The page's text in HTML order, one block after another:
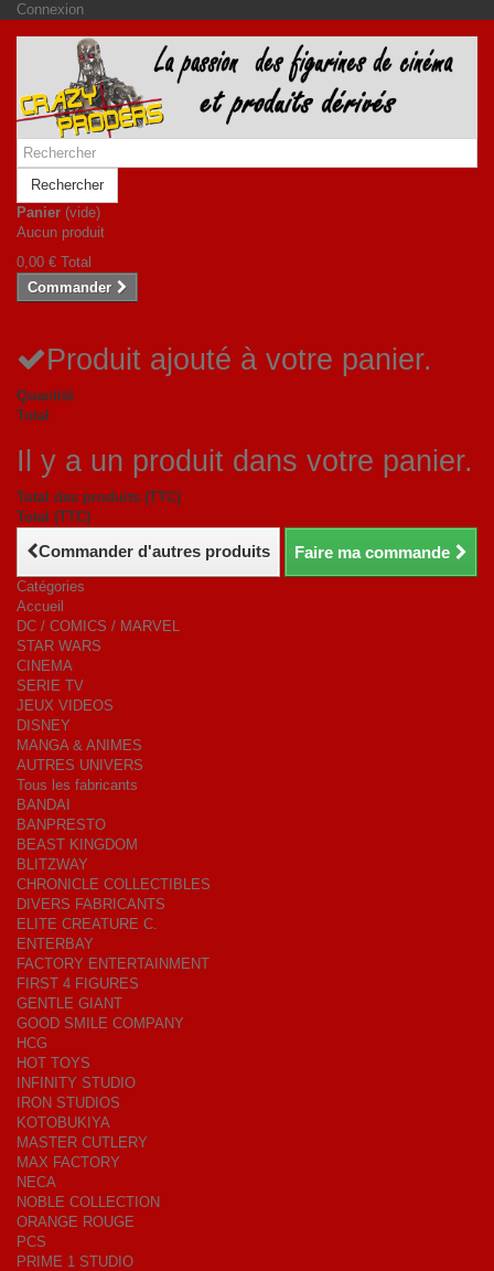
Connexion
Rechercher
Panier (vide)
Aucun produit
0,00 € Total
Commander
Produit ajouté à votre panier.
Quantité
Total
Il y a un produit dans votre panier.
Total des produits (TTC)
Total (TTC)
Commander d'autres produits Faire ma commande
Catégories
Accueil
DC / COMICS / MARVEL
STAR WARS
CINEMA
SERIE TV
JEUX VIDEOS
DISNEY
MANGA & ANIMES
AUTRES UNIVERS
Tous les fabricants
BANDAI
BANPRESTO
BEAST KINGDOM
BLITZWAY
CHRONICLE COLLECTIBLES
DIVERS FABRICANTS
ELITE CREATURE C.
ENTERBAY
FACTORY ENTERTAINMENT
FIRST 4 FIGURES
GENTLE GIANT
GOOD SMILE COMPANY
HCG
HOT TOYS
INFINITY STUDIO
IRON STUDIOS
KOTOBUKIYA
MASTER CUTLERY
MAX FACTORY
NECA
NOBLE COLLECTION
ORANGE ROUGE
PCS
PRIME 1 STUDIO